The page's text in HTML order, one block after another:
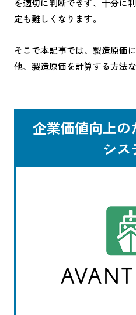
を適切に判断できず、十分に
定も難しくなります。
そこで本記事では、製造原価
他、製造原価を計算する方法
企業価値向上
シス